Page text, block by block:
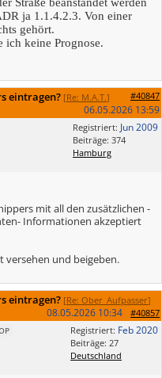
ja 1.1.4.2.3. Von einer
gehört.
ich keine Prognose.
eintragen? [Re: M.A.T.] #40847
06.05.2026 13:59
Registriert: Jun 2009
Beiträge: 374
Hamburg
mit all den zusätzlichen -
Informationen akzeptiert
versehen und beigeben.
eintragen? [Re: Ober_Aufpasser]
#40857
08.05.2026 10:34
Registriert: Feb 2020
Beiträge: 27
Deutschland